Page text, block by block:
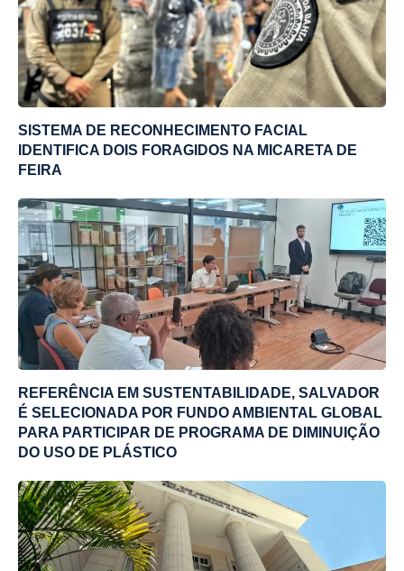
SISTEMA DE RECONHECIMENTO FACIAL
IDENTIFICA DOIS FORAGIDOS NA MICARETA DE
FEIRA
REFERÊNCIA EM SUSTENTABILIDADE, SALVADOR
É SELECIONADA POR FUNDO AMBIENTAL GLOBAL
PARA PARTICIPAR DE PROGRAMA DE DIMINUIÇÃO
DO USO DE PLÁSTICO